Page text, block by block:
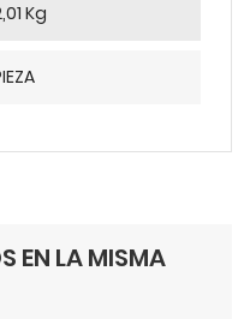
Kg
EN LA MISMA